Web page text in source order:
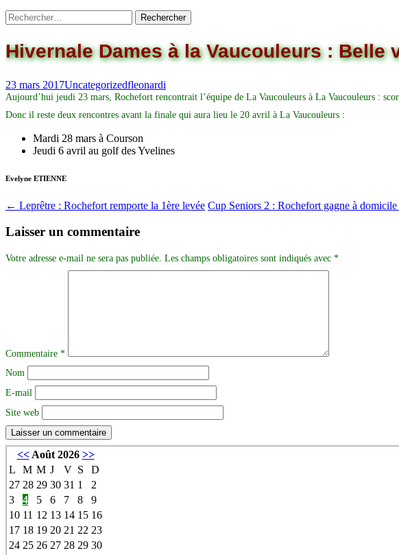
Hivernale Dames à la Vaucouleurs : Belle
23 mars 2017Uncategorizedfleonardi
Aujourd’hui jeudi 23 mars, Rochefort rencontrait l’équipe de La Vaucouleurs à La Vaucouleurs :
Donc il reste deux rencontres avant la finale qui aura lieu le 20 avril à La Vaucouleurs :
Mardi 28 mars à Courson
Jeudi 6 avril au golf des Yvelines
Evelyne ETIENNE
← Leprêtre : Rochefort remporte la 1ère levée Cup Seniors 2 : Rochefort gagne à domicile
Laisser un commentaire
Votre adresse e-mail ne sera pas publiée. Les champs obligatoires sont indiqués avec *
Commentaire *
Nom
E-mail
Site web
<<Août 2026 >>
L
M M J V S
D
27 28 29 30 31 1
2
3
4 5 6 7 8
9
10 11 12 13 14 15 16
17 18 19 20 21 22 23
24 25 26 27 28 29 30